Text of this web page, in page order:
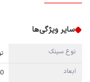
سایر ویژگی‌ها
نوع سینک
ابعاد